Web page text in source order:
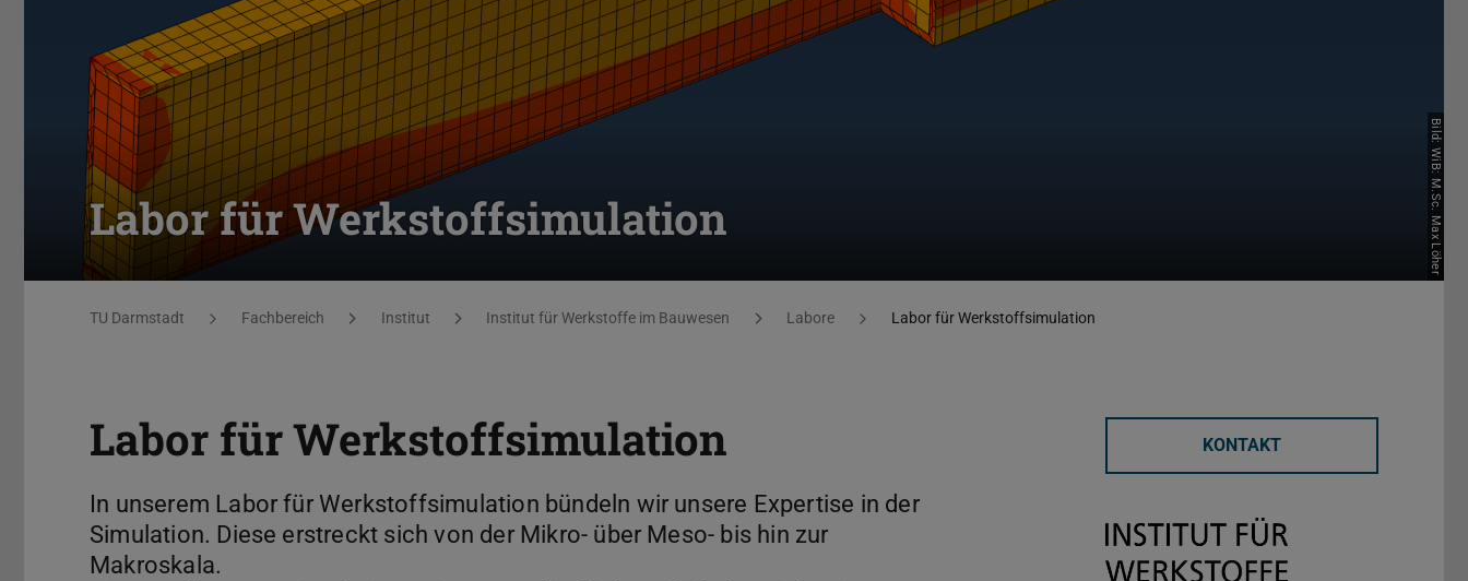
Labor für Werkstoffsimulation Bild: WiB: M.Sc. Max Löher
Sie befinden sich hier:
TU Darmstadt Fachbereich Institut Institut für Werkstoffe im Bauwesen Labore Labor für Werkstoffsimulation
Labor für Werkstoffsimulation
In unserem Labor für Werkstoffsimulation bündeln wir unsere Expertise in der
Simulation. Diese erstreckt sich von der Mikro- über Meso- bis hin zur
Makroskala.
KONTAKT